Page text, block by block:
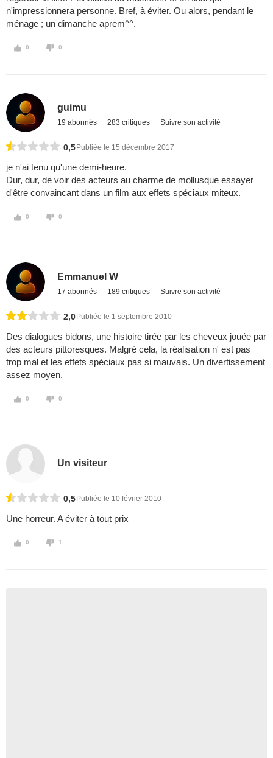
n'impressionnera personne. Bref, à éviter. Ou alors, pendant le
ménage ; un dimanche aprem^^.
0 0
guimu
19 abonnés 283 critiques Suivre son activité
0,5 Publiée le 15 décembre 2017
je n'ai tenu qu'une demi-heure.
Dur, dur, de voir des acteurs au charme de mollusque essayer
d'être convaincant dans un film aux effets spéciaux miteux.
0 0
Emmanuel W
17 abonnés 189 critiques Suivre son activité
2,0 Publiée le 1 septembre 2010
Des dialogues bidons, une histoire tirée par les cheveux jouée par
des acteurs pittoresques. Malgré cela, la réalisation n' est pas
trop mal et les effets spéciaux pas si mauvais. Un divertissement
assez moyen.
0 0
Un visiteur
0,5 Publiée le 10 février 2010
Une horreur. A éviter à tout prix
0 1